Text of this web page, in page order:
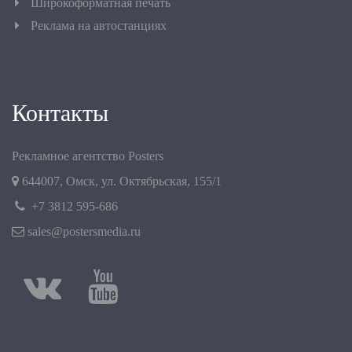
Реклама на автостанциях
Контакты
Рекламное агентство Posters
644007, Омск, ул. Октябрьская, 155/1
+7 3812 595-686
sales@postersmedia.ru